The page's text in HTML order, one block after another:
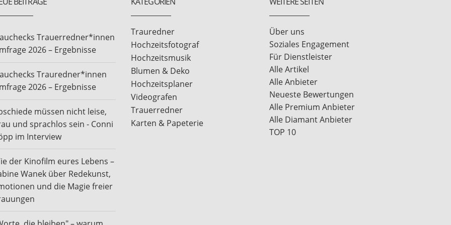
Trauerredner*innen
2026 – Ergebnisse
Trauredner*innen
2026 – Ergebnisse
müssen nicht leise,
und sprachlos sein - Conni
im Interview
der Kinofilm eures Lebens –
Wanek über Redekunst,
und die Magie freier
Trauredner
Hochzeitsfotograf
Hochzeitsmusik
Blumen & Deko
Hochzeitsplaner
Videografen
Trauerredner
Karten & Papeterie
Über uns
Soziales Engagement
Für Dienstleister
Alle Artikel
Alle Anbieter
Neueste Bewertungen
Alle Premium Anbieter
Alle Diamant Anbieter
TOP 10